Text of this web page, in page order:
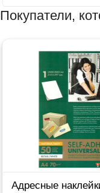
Покупатели,
Адресные